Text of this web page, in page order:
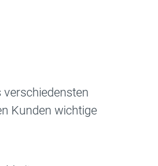
Kunden wichtige